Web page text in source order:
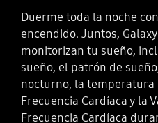
Duerme toda la noche
encendido. Juntos,
monitorizan tu sueño,
sueño, el patrón de
nocturno, la
Frecuencia Cardíaca y la
Frecuencia Cardíaca